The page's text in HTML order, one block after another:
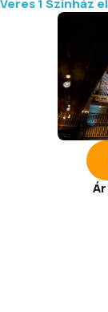
termek nyitva
koncertező
emellett pedig
részese a műsor
Veres 1 Színház